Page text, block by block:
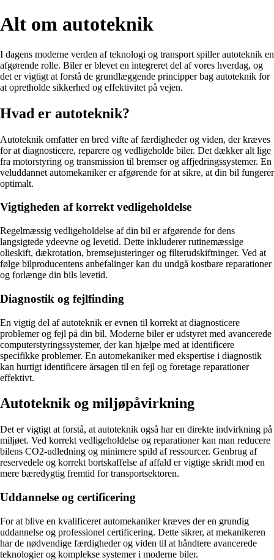
Alt om autoteknik
I dagens moderne verden af teknologi og transport spiller autoteknik en
afgørende rolle. Biler er blevet en integreret del af vores hverdag, og
det er vigtigt at forstå de grundlæggende principper bag autoteknik for
at opretholde sikkerhed og effektivitet på vejen.
Hvad er autoteknik?
Autoteknik omfatter en bred vifte af færdigheder og viden, der kræves
for at diagnosticere, reparere og vedligeholde biler. Det dækker alt lige
fra motorstyring og transmission til bremser og affjedringssystemer. En
veluddannet automekaniker er afgørende for at sikre, at din bil fungerer
optimalt.
Vigtigheden af korrekt vedligeholdelse
Regelmæssig vedligeholdelse af din bil er afgørende for dens
langsigtede ydeevne og levetid. Dette inkluderer rutinemæssige
olieskift, dækrotation, bremsejusteringer og filterudskiftninger. Ved at
følge bilproducentens anbefalinger kan du undgå kostbare reparationer
og forlænge din bils levetid.
Diagnostik og fejlfinding
En vigtig del af autoteknik er evnen til korrekt at diagnosticere
problemer og fejl på din bil. Moderne biler er udstyret med avancerede
computerstyringssystemer, der kan hjælpe med at identificere
specifikke problemer. En automekaniker med ekspertise i diagnostik
kan hurtigt identificere årsagen til en fejl og foretage reparationer
effektivt.
Autoteknik og miljøpåvirkning
Det er vigtigt at forstå, at autoteknik også har en direkte indvirkning på
miljøet. Ved korrekt vedligeholdelse og reparationer kan man reducere
bilens CO2-udledning og minimere spild af ressourcer. Genbrug af
reservedele og korrekt bortskaffelse af affald er vigtige skridt mod en
mere bæredygtig fremtid for transportsektoren.
Uddannelse og certificering
For at blive en kvalificeret automekaniker kræves der en grundig
uddannelse og professionel certificering. Dette sikrer, at mekanikeren
har de nødvendige færdigheder og viden til at håndtere avancerede
teknologier og komplekse systemer i moderne biler.